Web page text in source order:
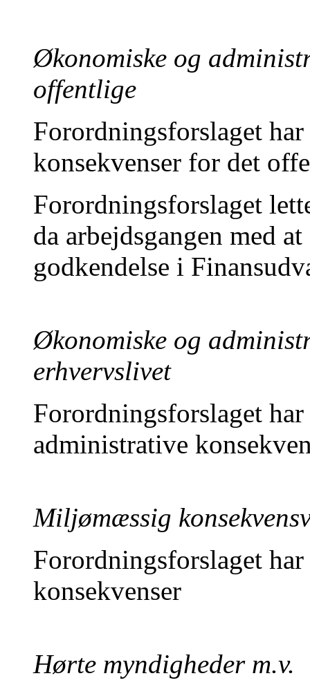
Økonomiske og
offentlige
Forordningsforslaget
konsekvenser for det
Forordningsforslaget
da arbejdsgangen med
godkendelse i
Økonomiske og
erhvervslivet
Forordningsforslaget
administrative
Miljømæssig
Forordningsforslaget
konsekvenser
Hørte myndigheder m.v.